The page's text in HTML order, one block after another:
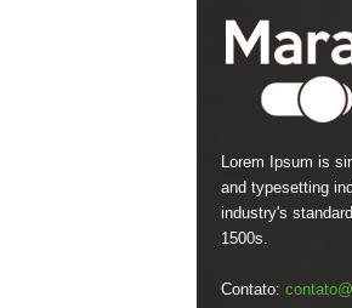
Lorem Ipsum is
and typesetting
industry's
1500s.
Contato: